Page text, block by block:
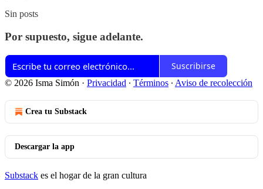
Sin posts
Por supuesto, sigue adelante.
Suscribirse
© 2026 Isma Simón · Privacidad ∙ Términos ∙ Aviso de recolección
Crea tu Substack
Descargar la app
Substack es el hogar de la gran cultura